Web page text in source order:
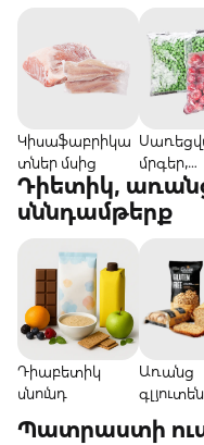
Կիսաֆաբրիկա
տներ մսից
մրգեր,
ր
Դիետիկ, առանց
սննդամթերք
Դիաբետիկ
սնունդ
Առանց
Պատրաստի